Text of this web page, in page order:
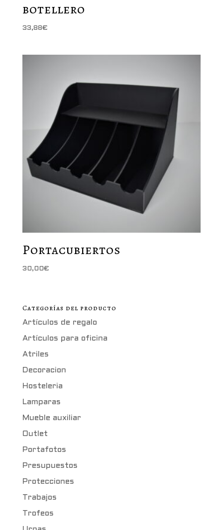
botellero
33,88€
Portacubiertos
30,00€
Categorías del producto
Artículos de regalo
Artículos para oficina
Atriles
Decoracion
Hosteleria
Lamparas
Mueble auxiliar
Outlet
Portafotos
Presupuestos
Protecciones
Trabajos
Trofeos